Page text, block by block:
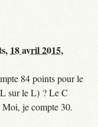
18 avril 2015,
84 points pour le
sur le L) ? Le C
je compte 30.